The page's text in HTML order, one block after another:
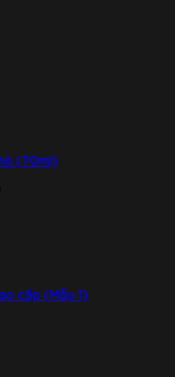
(70ml)
cấp (Mẫu 1)